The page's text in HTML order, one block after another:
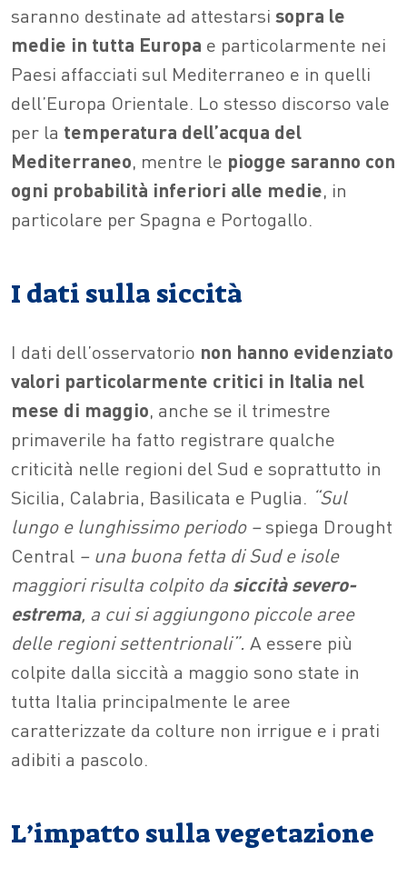
saranno destinate ad attestarsi sopra le
medie in tutta Europa e particolarmente nei
Paesi affacciati sul Mediterraneo e in quelli
dell’Europa Orientale. Lo stesso discorso vale
per la temperatura dell’acqua del
Mediterraneo, mentre le piogge saranno con
ogni probabilità inferiori alle medie, in
particolare per Spagna e Portogallo.
I dati sulla siccità
I dati dell’osservatorio non hanno evidenziato
valori particolarmente critici in Italia nel
mese di maggio, anche se il trimestre
primaverile ha fatto registrare qualche
criticità nelle regioni del Sud e soprattutto in
Sicilia, Calabria, Basilicata e Puglia. “Sul
lungo e lunghissimo periodo –spiega Drought
Central – una buona fetta di Sud e isole
maggiori risulta colpito da siccità severo-
estrema, a cui si aggiungono piccole aree
delle regioni settentrionali”. A essere più
colpite dalla siccità a maggio sono state in
tutta Italia principalmente le aree
caratterizzate da colture non irrigue e i prati
adibiti a pascolo.
L’impatto sulla vegetazione